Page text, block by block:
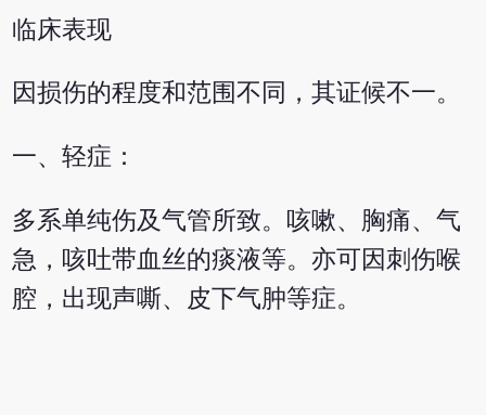
临床表现
因损伤的程度和范围不同，其证候不一。
一、轻症：
多系单纯伤及气管所致。咳嗽、胸痛、气
急，咳吐带血丝的痰液等。亦可因刺伤喉
腔，出现声嘶、皮下气肿等症。